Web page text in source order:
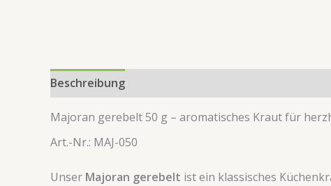
Beschreibung
Majoran gerebelt 50 g – aromatisches Kraut für
Art.-Nr.: MAJ-050
Unser Majoran gerebelt ist ein klassisches